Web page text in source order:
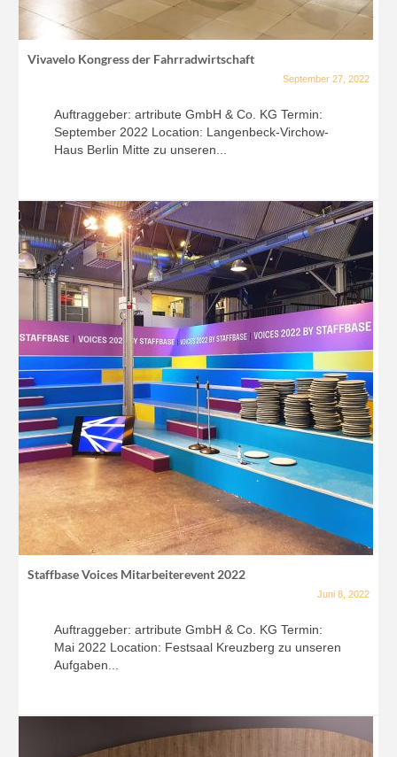
Vivavelo Kongress der Fahrradwirtschaft
September 27, 2022
Auftraggeber: artribute GmbH & Co. KG Termin:
September 2022 Location: Langenbeck-Virchow-
Haus Berlin Mitte zu unseren...
Staffbase Voices Mitarbeiterevent 2022
Juni 8, 2022
Auftraggeber: artribute GmbH & Co. KG Termin:
Mai 2022 Location: Festsaal Kreuzberg zu unseren
Aufgaben...